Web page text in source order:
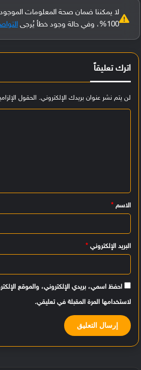
لا يمكننا ضمان صحة المعلومات
100%، وفي حالة وجود خطأ يُرجى
اترك تعليقاً
لن يتم نشر عنوان بريدك الإلكتروني. الحقول
ي
ق
الاسم *
البريد الإلكتروني *
احفظ اسمي، بريدي الإلكتروني، والموقع
لاستخدامها المرة المقبلة في تعليقي.